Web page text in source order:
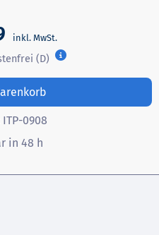
(D)
ITP-0908
in 48 h